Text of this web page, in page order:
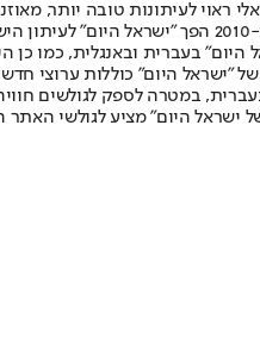
לעיתונות טובה יותר,
תשלום. המהדורה המודפסת הראשונה
"ישראל היום" כוללות ערוצי
בעברית, במטרה לספק
ישראל היום" מציע לגולשי